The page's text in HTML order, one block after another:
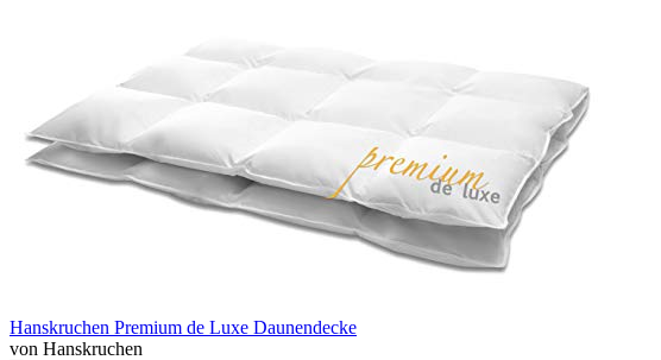
Hanskruchen Premium de Luxe Daunendecke
von Hanskruchen